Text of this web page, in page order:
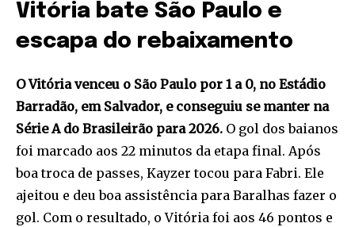
Vitória bate São Paulo e
escapa do rebaixamento
O Vitória venceu o São Paulo por 1 a 0, no Estádio
Barradão, em Salvador, e conseguiu se manter na
Série A do Brasileirão para 2026. O gol dos baianos
foi marcado aos 22 minutos da etapa final. Após
boa troca de passes, Kayzer tocou para Fabri. Ele
ajeitou e deu boa assistência para Baralhas fazer o
gol. Com o resultado, o Vitória foi aos 46 pontos e